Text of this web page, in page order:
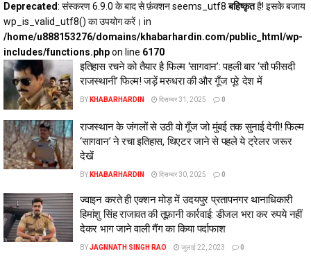
Deprecated: संस्करण 6.9.0 के बाद से फ़ंक्शन seems_utf8बहिष्कृतहै! इसके बजाय
wp_is_valid_utf8() का उपयोग करें। in
/home/u888153276/domains/khabarhardin.com/public_html/wp-
includes/functions.phpon line 6170
इतिहास रचने को तैयार है फिल्म ‘सागवान’: पहली बार ‘सौ फीसदी
राजस्थानी’ फिल्म! जड़ें मरुधरा की और गूँज पूरे देश में
BY KHABARHARDIN दिसम्बर 31, 2025 0
राजस्थान के जंगलों से उठी वो गूँज जो मुंबई तक सुनाई देगी! फिल्म
‘सागवान’ ने रचा इतिहास, थिएटर जाने से पहले ये ट्रेलर जरूर
देखें
BY KHABARHARDIN दिसम्बर 30, 2025 0
ज्वाइन करते ही एक्शन मोड़ में उदयपुर प्रतापनगर थानाधिकारी
हिमांशु सिंह राजावत की तूफ़ानी कार्रवाई: डीजल भरा कर रुपये नहीं
देकर भाग जाने वाली गैंग का किया पर्दाफाश
BYJAGNNATH SINGH RAO जुलाई 22, 2023 0